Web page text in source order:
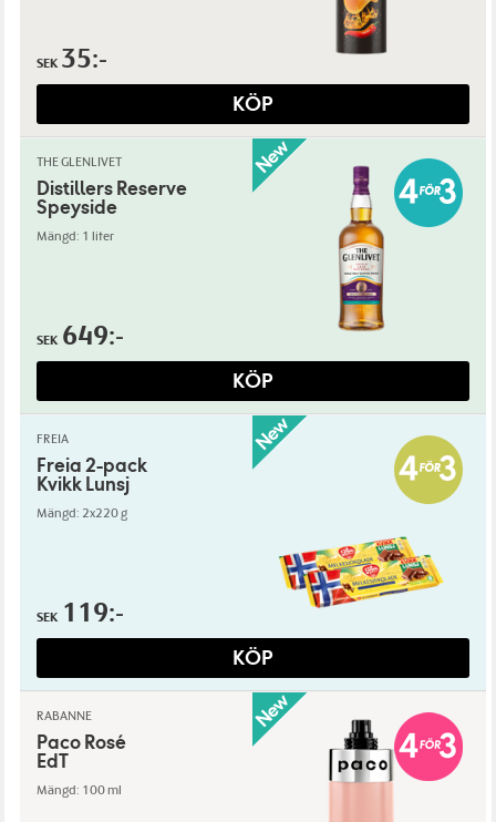
SEK 35:-
KÖP
THE GLENLIVET
Distillers Reserve
Speyside
Mängd: 1 liter
SEK 649:-
KÖP
FREIA
Freia 2-pack
Kvikk Lunsj
Mängd: 2x220 g
SEK 119:-
KÖP
RABANNE
Paco Rosé
EdT
Mängd: 100 ml